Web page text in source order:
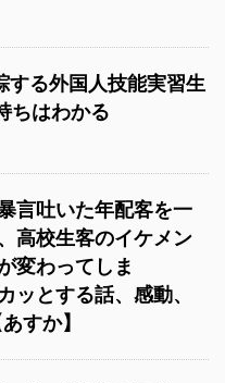
する外国人技能実習生
ちはわかる
言吐いた年配客を一
高校生客のイケメン
変わってしま
ッとする話、感動、
すか】